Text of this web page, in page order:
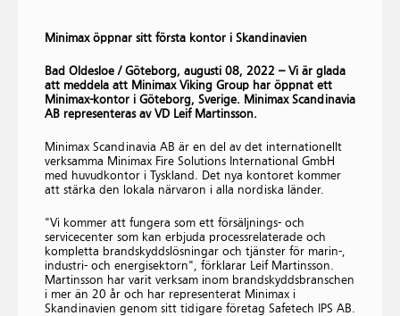
Minimax öppnar sitt första kontor i Skandinavien
Bad Oldesloe / Göteborg, augusti 08, 2022 – Vi är glada
att meddela att Minimax Viking Group har öppnat ett
Minimax-kontor i Göteborg, Sverige. Minimax Scandinavia
AB representeras av VD Leif Martinsson.
Minimax Scandinavia AB är en del av det internationellt
verksamma Minimax Fire Solutions International GmbH
med huvudkontor i Tyskland. Det nya kontoret kommer
att stärka den lokala närvaron i alla nordiska länder.
"Vi kommer att fungera som ett försäljnings- och
servicecenter som kan erbjuda processrelaterade och
kompletta brandskyddslösningar och tjänster för marin-,
industri- och energisektorn", förklarar Leif Martinsson.
Martinsson har varit verksam inom brandskyddsbranschen
i mer än 20 år och har representerat Minimax i
Skandinavien genom sitt tidigare företag Safetech IPS AB.